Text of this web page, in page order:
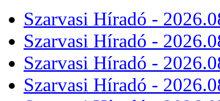
Szarvasi Híradó -
Szarvasi Híradó -
Szarvasi Híradó -
Szarvasi Híradó -